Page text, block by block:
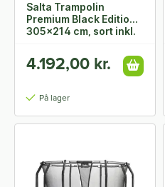
Salta Trampolin
Premium Black Edition
305x214 cm, sort inkl.
4.192,00 kr.
På lager